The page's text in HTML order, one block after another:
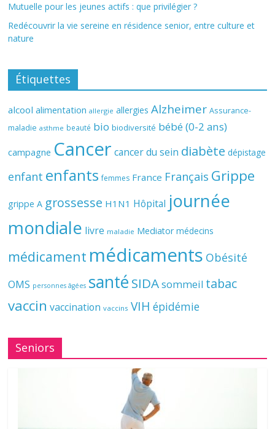
Mutuelle pour les jeunes actifs : que privilégier ?
Redécouvrir la vie sereine en résidence senior, entre culture et
nature
Étiquettes
alcool alimentation allergie allergies Alzheimer Assurance-
maladie asthme beauté bio biodiversité bébé (0-2 ans)
campagne Cancer cancer du sein diabète dépistage
enfant enfants femmes France Français Grippe
grippe A grossesse H1N1 Hôpital journée
mondiale livre maladie Mediator médecins
médicament médicaments Obésité
OMS personnes âgées santé SIDAsommeil tabac
vaccin vaccination vaccins VIH épidémie
Seniors